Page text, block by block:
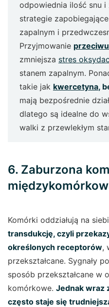
odpowiednia ilość snu
strategie
zapalnym i
Przyjmowanie
zmniejsza stres
stanem zapalnym.
takie jak kwercetyna,
mają bezpośrednie
dlatego są idealne do
walki z przewlekłym
6. Zaburzona
Komórki oddziałują na
transdukcję, czyli
określonych receptorów,
przekształcane. Sygnały
sposób przekształcane w
komórkowe. Jednak wraz
często staje się